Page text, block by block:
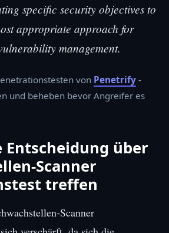
specific security objectives to
appropriate approach for
management.
von Penetrify -
und beheben bevor Angreifer es
über
Scanner
treffen
Scanner